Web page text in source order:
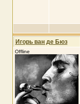
Игорь ван де Бюз
Offline